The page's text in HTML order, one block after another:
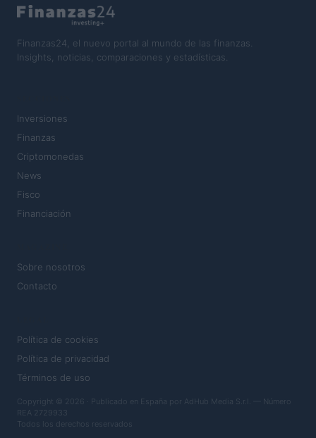
Finanzas24, el nuevo portal al mundo de las finanzas.
Insights, noticias, comparaciones y estadísticas.
Inversiones
Finanzas
Criptomonedas
News
Fisco
Financiación
Sobre nosotros
Contacto
Política de cookies
Política de privacidad
Términos de uso
Copyright © 2026 · Publicado en España por AdHub Media S.r.l. — Número
REA 2729933
Todos los derechos reservados